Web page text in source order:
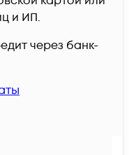
и ИП.
через банк-